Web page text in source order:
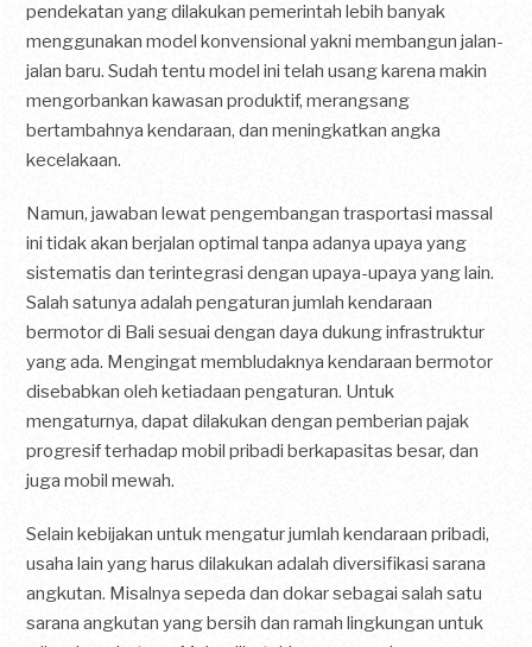
pendekatan yang dilakukan pemerintah lebih banyak
menggunakan model konvensional yakni membangun jalan-
jalan baru. Sudah tentu model ini telah usang karena makin
mengorbankan kawasan produktif, merangsang
bertambahnya kendaraan, dan meningkatkan angka
kecelakaan.
Namun, jawaban lewat pengembangan trasportasi massal
ini tidak akan berjalan optimal tanpa adanya upaya yang
sistematis dan terintegrasi dengan upaya-upaya yang lain.
Salah satunya adalah pengaturan jumlah kendaraan
bermotor di Bali sesuai dengan daya dukung infrastruktur
yang ada. Mengingat membludaknya kendaraan bermotor
disebabkan oleh ketiadaan pengaturan. Untuk
mengaturnya, dapat dilakukan dengan pemberian pajak
progresif terhadap mobil pribadi berkapasitas besar, dan
juga mobil mewah.
Selain kebijakan untuk mengatur jumlah kendaraan pribadi,
usaha lain yang harus dilakukan adalah diversifikasi sarana
angkutan. Misalnya sepeda dan dokar sebagai salah satu
sarana angkutan yang bersih dan ramah lingkungan untuk